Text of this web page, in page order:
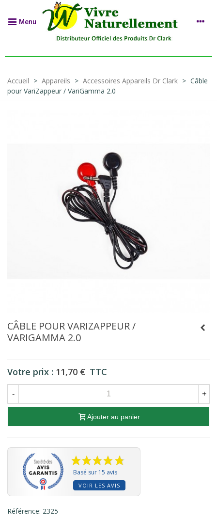
Menu
Accueil > Appareils > Accessoires Appareils Dr Clark > Câble
pour VariZappeur / VariGamma 2.0
CÂBLE POUR VARIZAPPEUR /
VARIGAMMA 2.0
Votre prix : 11,70 € TTC
- +
Ajouter au panier
Basé sur 15 avis
VOIR LES AVIS
Référence: 2325